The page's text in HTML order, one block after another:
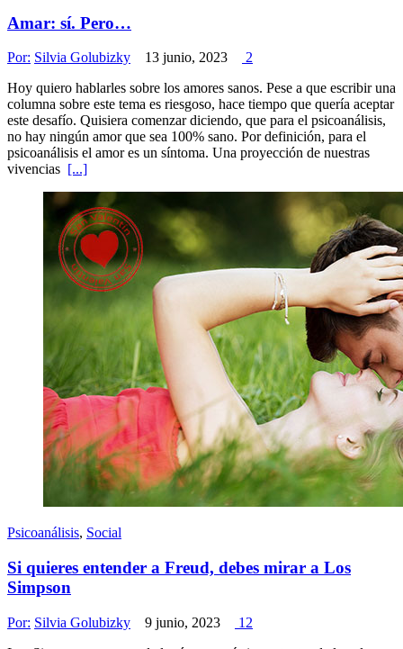
Amar: sí. Pero…
Por: Silvia Golubizky 13 junio, 2023
2
Hoy quiero hablarles sobre los amores sanos. Pese a que escribir una
columna sobre este tema es riesgoso, hace tiempo que quería aceptar
este desafío. Quisiera comenzar diciendo, que para el psicoanálisis,
no hay ningún amor que sea 100% sano. Por definición, para el
psicoanálisis el amor es un síntoma. Una proyección de nuestras
vivencias [...]
Psicoanálisis, Social
Si quieres entender a Freud, debes mirar a Los
Simpson
Por: Silvia Golubizky 9 junio, 2023
12